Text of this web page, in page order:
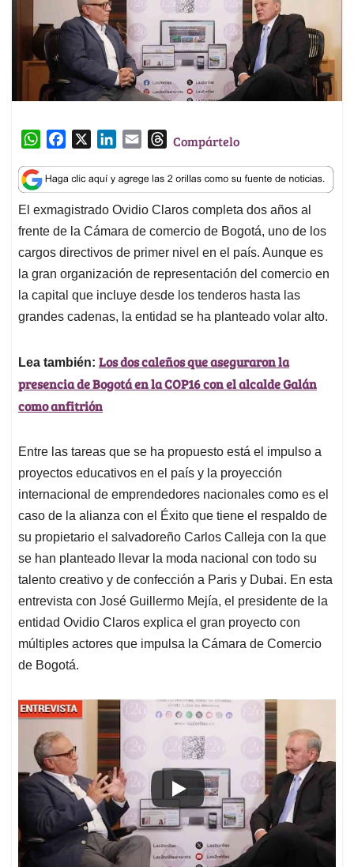
W
a
t
s
A
p
p
c
e
b
o
o
k
n
k
e
d
I
n
a
i
l
T
r
e
a
d
s
Compártelo
El exmagistrado Ovidio Claros completa dos años al
frente de la Cámara de comercio de Bogotá, uno de los
cargos directivos de primer nivel en el país. Aunque es
la gran organización de representación del comercio en
la capital que incluye desde los tenderos hasta las
grandes cadenas, la entidad se ha planteado volar alto.
Lea también: Los dos caleños que aseguraron la
presencia de Bogotá en la COP16 con el alcalde Galán
como anfitrión
Entre las tareas que se ha propuesto está el impulso a
proyectos educativos en el país y la proyección
internacional de emprendedores nacionales como es el
caso de la alianza con el Éxito que tiene el respaldo de
su propietario el salvadoreño Carlos Calleja con la que
se han planteado llevar la moda nacional con todo su
talento creativo y de confección a Paris y Dubai. En esta
entrevista con José Guillermo Mejía, el presidente de la
entidad Ovidio Claros explica el gran proyecto con
múltiples actores que impulsa la Cámara de Comercio
de Bogotá.